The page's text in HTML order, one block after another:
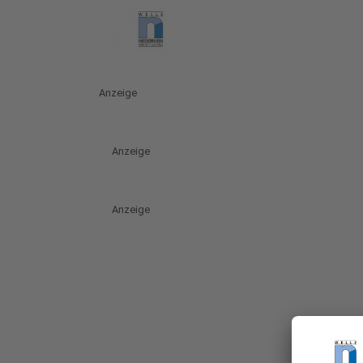
Anzeige
Anzeige
Anzeige